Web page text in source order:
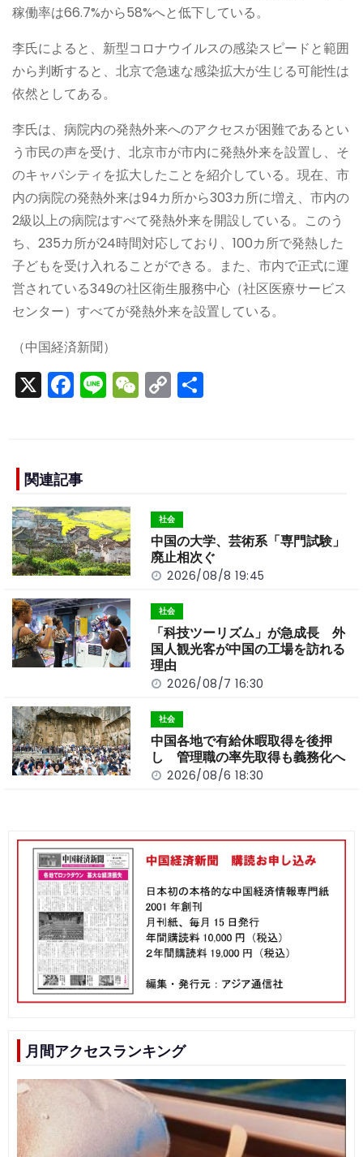
稼働率は66.7%から58%へと低下している。
李氏によると、新型コロナウイルスの感染スピードと範囲
から判断すると、北京で急速な感染拡大が生じる可能性は
依然としてある。
李氏は、病院内の発熱外来へのアクセスが困難であるとい
う市民の声を受け、北京市が市内に発熱外来を設置し、そ
のキャパシティを拡大したことを紹介している。現在、市
内の病院の発熱外来は94カ所から303カ所に増え、市内の
2級以上の病院はすべて発熱外来を開設している。このう
ち、235カ所が24時間対応しており、100カ所で発熱した
子どもを受け入れることができる。また、市内で正式に運
営されている349の社区衛生服務中心（社区医療サービス
センター）すべてが発熱外来を設置している。
（中国経済新聞）
X F
a
e
b
o
o
k
Li
n
W
e
C
o
n
k
関連記事
社会
中国の大学、芸術系「専門試験」
廃止相次ぐ
2026/08/8 19:45
社会
「科技ツーリズム」が急成長 外
国人観光客が中国の工場を訪れる
理由
2026/08/7 16:30
社会
中国各地で有給休暇取得を後押
し 管理職の率先取得も義務化へ
2026/08/6 18:30
月間アクセスランキング